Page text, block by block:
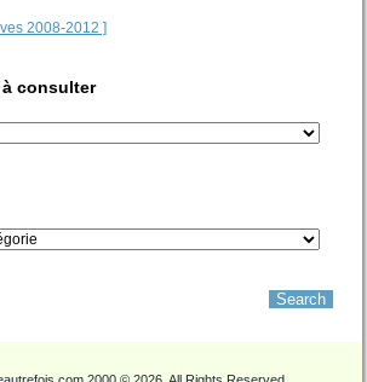
2008-2012 ]
consulter